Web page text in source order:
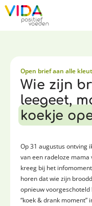
Open brief aan alle
Wie zijn
leegeet,
koekje
Op 31 augustus ontving
van een radeloze mama
kreeg bij het
horen dat wie zijn
opnieuw
“koek & drank moment”